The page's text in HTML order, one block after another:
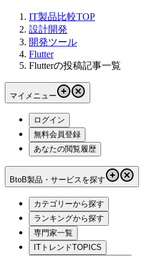
IT製品比較TOP
設計開発
開発ツール
Flutter
Flutterの投稿記事一覧
マイメニュー
ログイン
無料会員登録
あなたの閲覧履歴
BtoB製品・サービスを探す
カテゴリーから探す
ランキングから探す
専門家一覧
ITトレンドTOPICS